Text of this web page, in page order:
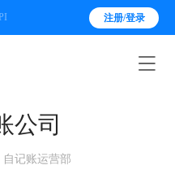
注册/登录

公司
自记账运营部